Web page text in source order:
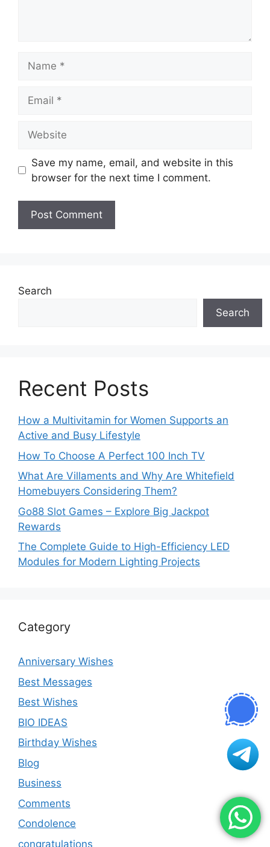
Save my name, email, and website in this
browser for the next time I comment.
Search
Search
Recent Posts
How a Multivitamin for Women Supports an
Active and Busy Lifestyle
How To Choose A Perfect 100 Inch TV
What Are Villaments and Why Are Whitefield
Homebuyers Considering Them?
Go88 Slot Games – Explore Big Jackpot
Rewards
The Complete Guide to High-Efficiency LED
Modules for Modern Lighting Projects
Category
Anniversary Wishes
Best Messages
Best Wishes
BIO IDEAS
Birthday Wishes
Blog
Business
Comments
Condolence
congratulations